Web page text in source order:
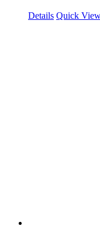
Details Quick